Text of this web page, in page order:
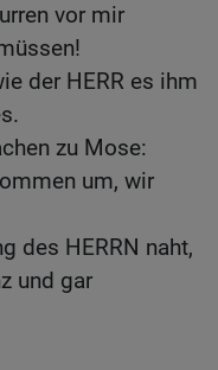
vor mir
der HERR es ihm
zu Mose:
um, wir
des HERRN naht,
und gar